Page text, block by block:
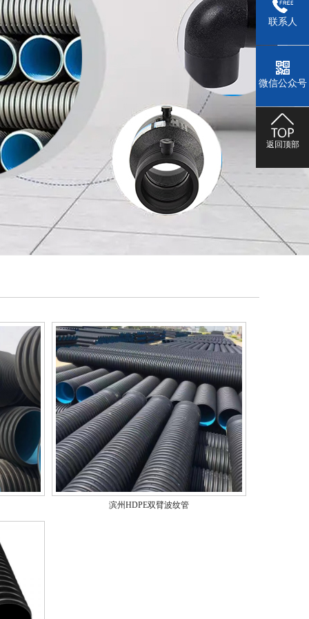
滨州HDPE双臂波纹管
联系人
微信公众号
返回顶部